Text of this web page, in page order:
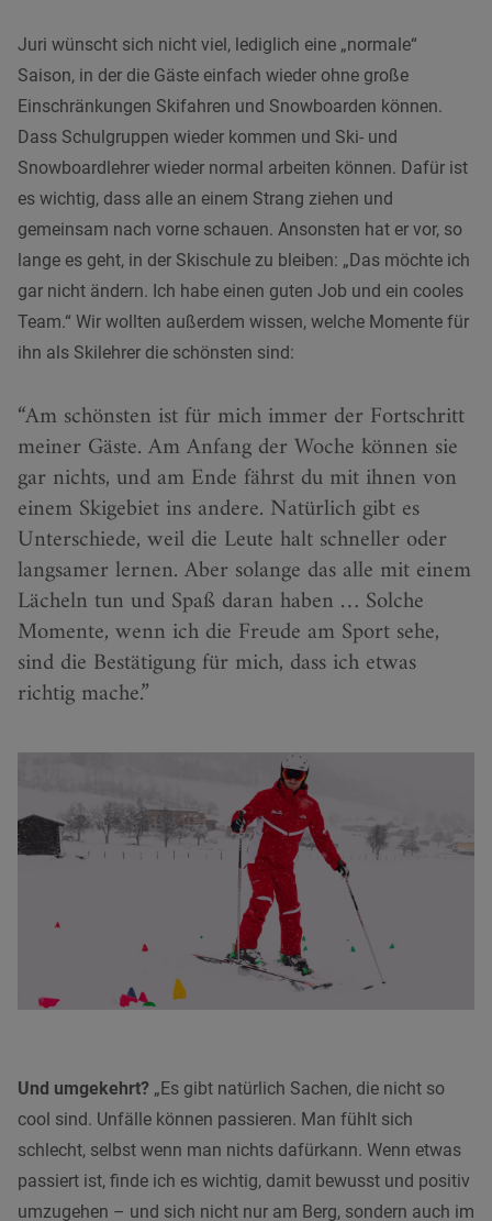
Juri wünscht sich nicht viel, lediglich eine „normale“
Saison, in der die Gäste einfach wieder ohne große
Einschränkungen Skifahren und Snowboarden können.
Dass Schulgruppen wieder kommen und Ski- und
Snowboardlehrer wieder normal arbeiten können. Dafür ist
es wichtig, dass alle an einem Strang ziehen und
gemeinsam nach vorne schauen. Ansonsten hat er vor, so
lange es geht, in der Skischule zu bleiben: „Das möchte ich
gar nicht ändern. Ich habe einen guten Job und ein cooles
Team.“ Wir wollten außerdem wissen, welche Momente für
ihn als Skilehrer die schönsten sind:
Am schönsten ist für mich immer der Fortschritt
meiner Gäste. Am Anfang der Woche können sie
gar nichts, und am Ende fährst du mit ihnen von
einem Skigebiet ins andere. Natürlich gibt es
Unterschiede, weil die Leute halt schneller oder
langsamer lernen. Aber solange das alle mit einem
Lächeln tun und Spaß daran haben … Solche
Momente, wenn ich die Freude am Sport sehe,
sind die Bestätigung für mich, dass ich etwas
richtig mache.
Und umgekehrt? „Es gibt natürlich Sachen, die nicht so
cool sind. Unfälle können passieren. Man fühlt sich
schlecht, selbst wenn man nichts dafürkann. Wenn etwas
passiert ist, finde ich es wichtig, damit bewusst und positiv
umzugehen – und sich nicht nur am Berg, sondern auch im